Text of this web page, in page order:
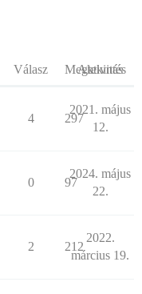
Válasz Megtekintés
Aktivitás
4 297
2021. május
12.
0 97
2024. május
22.
2 212
2022.
március 19.